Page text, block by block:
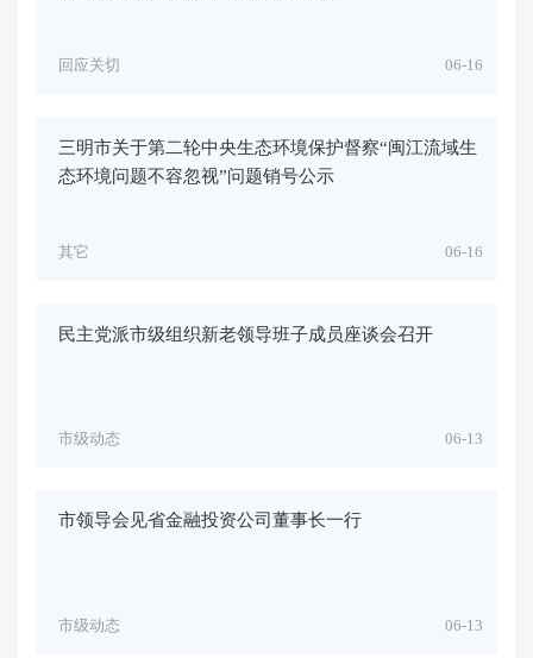
06-16
回应关切
三明市关于第二轮中央生态环境保护督察“闽江流域生
态环境问题不容忽视”问题销号公示
06-16
其它
民主党派市级组织新老领导班子成员座谈会召开
06-13
市级动态
市领导会见省金融投资公司董事长一行
06-13
市级动态